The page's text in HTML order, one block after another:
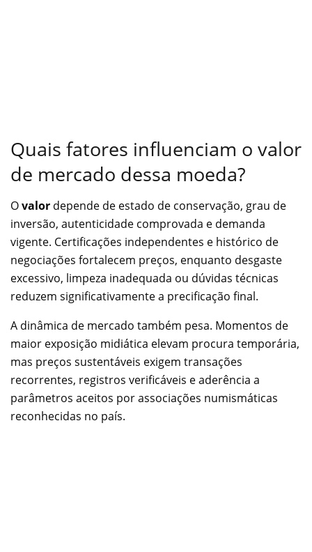
Quais fatores influenciam o valor
de mercado dessa moeda?
Ovalor depende de estado de conservação, grau de
inversão, autenticidade comprovada e demanda
vigente. Certificações independentes e histórico de
negociações fortalecem preços, enquanto desgaste
excessivo, limpeza inadequada ou dúvidas técnicas
reduzem significativamente a precificação final.
A dinâmica de mercado também pesa. Momentos de
maior exposição midiática elevam procura temporária,
mas preços sustentáveis exigem transações
recorrentes, registros verificáveis e aderência a
parâmetros aceitos por associações numismáticas
reconhecidas no país.